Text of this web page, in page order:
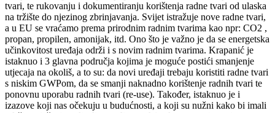
tvari, te rukovanju i dokumentiranju korištenja radne tvari od ulaska
na tržište do njezinog zbrinjavanja. Svijet istražuje nove radne tvari,
a u EU se vraćamo prema prirodnim radnim tvarima kao npr: CO2 ,
propan, propilen, amonijak, itd. Ono što je važno je da se energetska
učinkovitost uređaja održi i s novim radnim tvarima. Krapanić je
istaknuo i 3 glavna područja kojima je moguće postići smanjenje
utjecaja na okoliš, a to su: da novi uređaji trebaju koristiti radne tvari
s niskim GWPom, da se smanji naknadno korištenje radnih tvari te
ponovnu uporabu radnih tvari (re-use). Također, istaknuo je i
izazove koji nas očekuju u budućnosti, a koji su nužni kako bi imali